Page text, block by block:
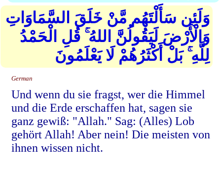
وَلَئِن سَأَلْتَهُم مَّنْ خَلَقَ السَّمَاوَاتِ
وَالْأَرْضَ لَيَقُولُنَّ اللهُ ۚ قُلِ الْحَمْدُ
لِلَّهِ ۚ بَلْ أَكْثَرُهُمْ لَا يَعْلَمُونَ
German
Und wenn du sie fragst, wer die Himmel
und die Erde erschaffen hat, sagen sie
ganz gewiß: "Allah." Sag: (Alles) Lob
gehört Allah! Aber nein! Die meisten von
ihnen wissen nicht.